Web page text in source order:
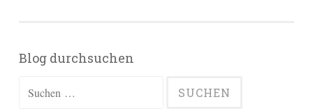
Blog durchsuchen
Suchen